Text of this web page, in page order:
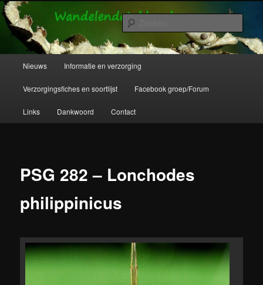
Spring
naar
primaire
inhoudWandelende Takken en Wandelende
Bladeren
Wandelende takken en wandelende bladeren info en verzorging.
Nieuws Informatie en verzorging
Verzorgingsfiches en soortlijst Facebook groep/Forum
Links Dankwoord Contact
PSG 282 – Lonchodes
philippinicus